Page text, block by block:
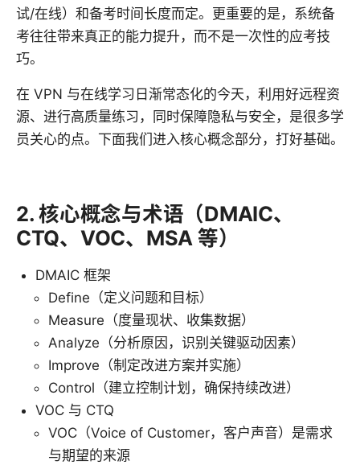
试/在线）和备考时间长度而定。更重要的是，系统备
考往往带来真正的能力提升，而不是一次性的应考技
巧。
在 VPN 与在线学习日渐常态化的今天，利用好远程资
源、进行高质量练习，同时保障隐私与安全，是很多学
员关心的点。下面我们进入核心概念部分，打好基础。
2. 核心概念与术语（DMAIC、
CTQ、VOC、MSA 等）
DMAIC 框架
Define（定义问题和目标）
Measure（度量现状、收集数据）
Analyze（分析原因，识别关键驱动因素）
Improve（制定改进方案并实施）
Control（建立控制计划，确保持续改进）
VOC 与 CTQ
VOC（Voice of Customer，客户声音）是需求
与期望的来源